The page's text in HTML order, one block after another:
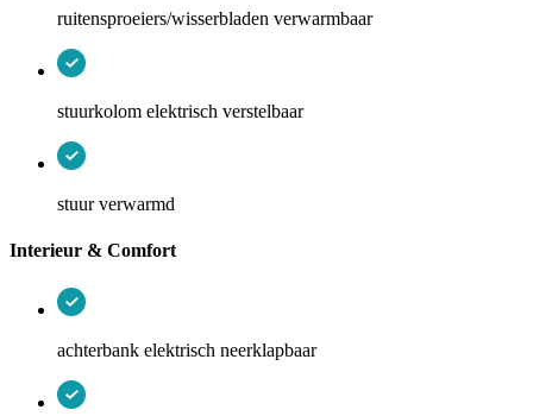
ruitensproeiers/wisserbladen verwarmbaar
stuurkolom elektrisch verstelbaar
stuur verwarmd
Interieur & Comfort
achterbank elektrisch neerklapbaar